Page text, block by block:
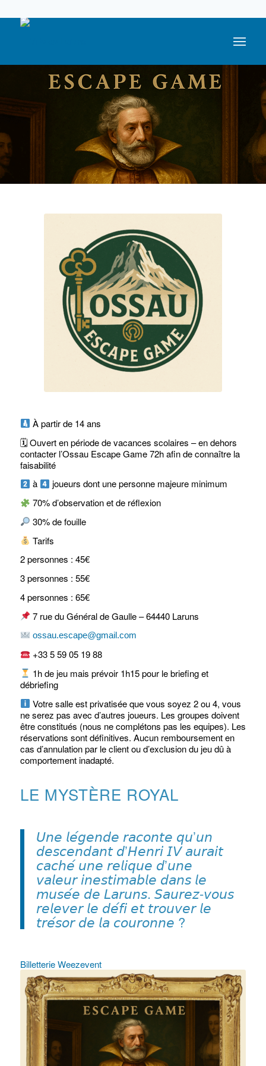
À partir de 14 ans
🗓 Ouvert en période de vacances scolaires – en dehors
contacter l’Ossau Escape Game 72h afin de connaître la
faisabilité
à
joueurs dont une personne majeure minimum
70% d’observation et de réflexion
30% de fouille
Tarifs
2 personnes : 45€
3 personnes : 55€
4 personnes : 65€
7 rue du Général de Gaulle – 64440 Laruns
ossau.escape@gmail.com
+33 5 59 05 19 88
1h de jeu mais prévoir 1h15 pour le briefing et
débriefing
Votre salle est privatisée que vous soyez 2 ou 4, vous
ne serez pas avec d’autres joueurs. Les groupes doivent
être constitués (nous ne complétons pas les equipes). Les
réservations sont définitives. Aucun remboursement en
cas d’annulation par le client ou d’exclusion du jeu dû à
comportement inadapté.
LE MYSTÈRE ROYAL
𝘜𝘯𝘦 𝘭𝘦́𝘨𝘦𝘯𝘥𝘦 𝘳𝘢𝘤𝘰𝘯𝘵𝘦 𝘲𝘶’𝘶𝘯
𝘥𝘦𝘴𝘤𝘦𝘯𝘥𝘢𝘯𝘵 𝘥’𝘏𝘦𝘯𝘳𝘪 𝘐𝘝 𝘢𝘶𝘳𝘢𝘪𝘵
𝘤𝘢𝘤𝘩𝘦́ 𝘶𝘯𝘦 𝘳𝘦𝘭𝘪𝘲𝘶𝘦 𝘥’𝘶𝘯𝘦
𝘷𝘢𝘭𝘦𝘶𝘳 𝘪𝘯𝘦𝘴𝘵𝘪𝘮𝘢𝘣𝘭𝘦 𝘥𝘢𝘯𝘴 𝘭𝘦
𝘮𝘶𝘴𝘦́𝘦 𝘥𝘦 𝘓𝘢𝘳𝘶𝘯𝘴. 𝘚𝘢𝘶𝘳𝘦𝘻-𝘷𝘰𝘶𝘴
𝘳𝘦𝘭𝘦𝘷𝘦𝘳 𝘭𝘦 𝘥𝘦́𝘧𝘪 𝘦𝘵 𝘵𝘳𝘰𝘶𝘷𝘦𝘳 𝘭𝘦
𝘵𝘳𝘦́𝘴𝘰𝘳 𝘥𝘦 𝘭𝘢 𝘤𝘰𝘶𝘳𝘰𝘯𝘯𝘦 ?
Billetterie Weezevent